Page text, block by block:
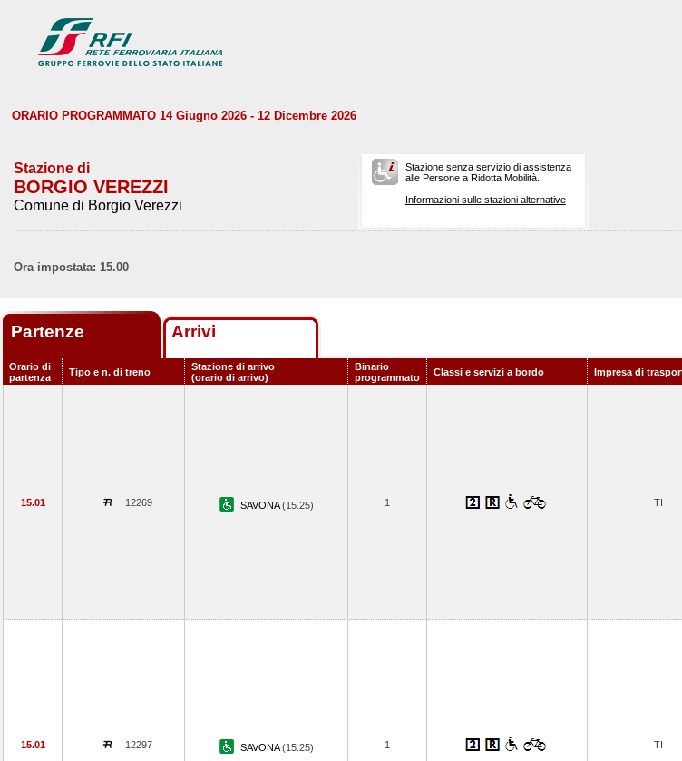
ORARIO PROGRAMMATO 14 Giugno 2026 - 12 Dicembre 2026
Stazione di
BORGIO VEREZZI
Comune di Borgio Verezzi
Stazione senza servizio di assistenza
alle Persone a Ridotta Mobilità.
Informazioni sulle stazioni alternative
Ora impostata: 15.00
Partenze Arrivi
Orario di
partenza
Tipo e n. di treno
Stazione di arrivo
(orario di arrivo)
Binario
programmato
Classi e servizi a bordo Impresa di
15.01 12269 SAVONA(15.25) 1 TI
15.01 12297 SAVONA(15.25) 1 TI